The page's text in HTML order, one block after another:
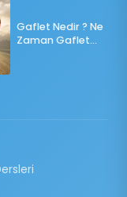
Gaflet Nedir ? Ne
Zaman Gaflet